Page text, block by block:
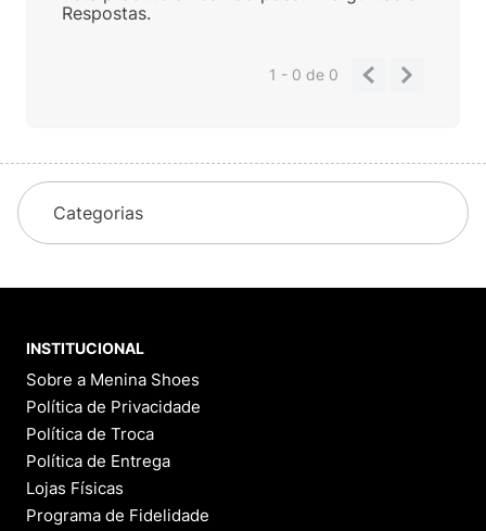
Respostas.
1 - 0de 0
Categorias
INSTITUCIONAL
Sobre a Menina Shoes
Política de Privacidade
Política de Troca
Política de Entrega
Lojas Físicas
Programa de Fidelidade